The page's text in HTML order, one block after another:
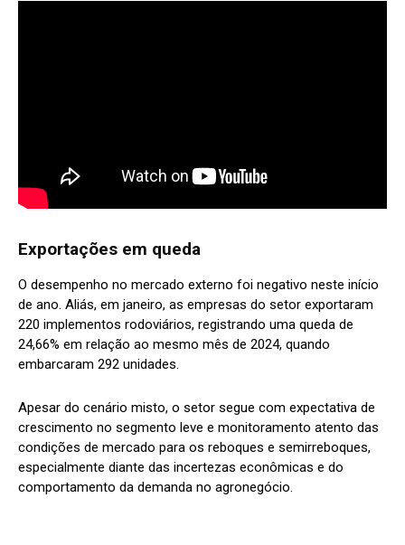
Exportações em queda
O desempenho no mercado externo foi negativo neste início
de ano. Aliás, em janeiro, as empresas do setor exportaram
220 implementos rodoviários, registrando uma queda de
24,66% em relação ao mesmo mês de 2024, quando
embarcaram 292 unidades.
Apesar do cenário misto, o setor segue com expectativa de
crescimento no segmento leve e monitoramento atento das
condições de mercado para os reboques e semirreboques,
especialmente diante das incertezas econômicas e do
comportamento da demanda no agronegócio.